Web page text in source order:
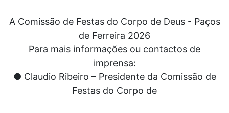
A Comissão de Festas do Corpo de Deus - Paços
de Ferreira 2026
Para mais informações ou contactos de
imprensa:
● Claudio Ribeiro – Presidente da Comissão de
Festas do Corpo de